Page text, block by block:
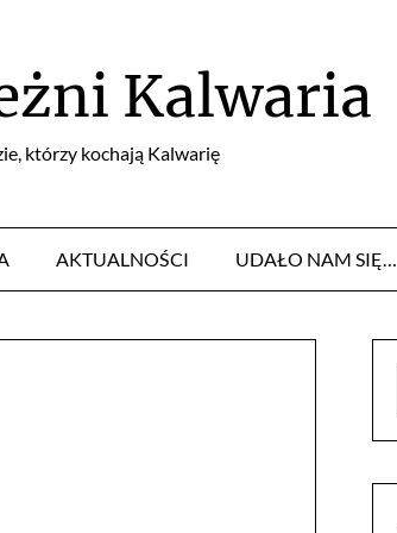
Kalwaria
którzy kochają Kalwarię
AKTUALNOŚCI UDAŁO NAM SIĘ…